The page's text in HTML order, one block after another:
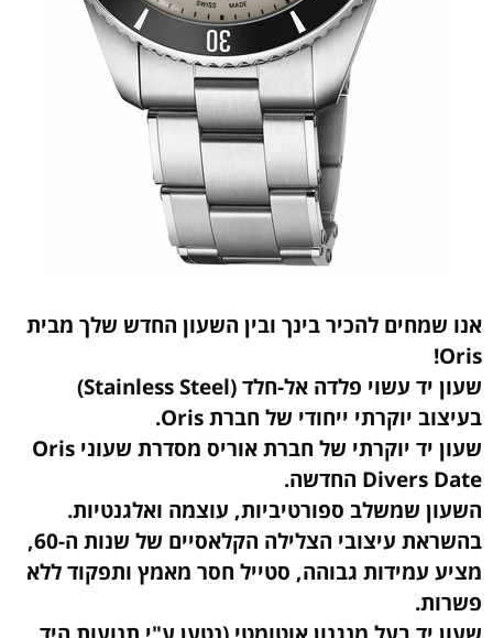
אנו שמחים להכיר בינך ובין השעון החדש שלך מבית
Oris!
שעון יד עשוי פלדה אל-חלד (Stainless Steel)
בעיצוב יוקרתי ייחודי של חברת Oris.
שעון יד יוקרתי של חברת אוריס מסדרת שעוני Oris
Divers Date החדשה.
השעון שמשלב ספורטיביות, עוצמה ואלגנטיות.
בהשראת עיצובי הצלילה הקלאסיים של שנות ה-60,
מציע עמידות גבוהה, סטייל חסר מאמץ ותפקוד ללא
פשרות.